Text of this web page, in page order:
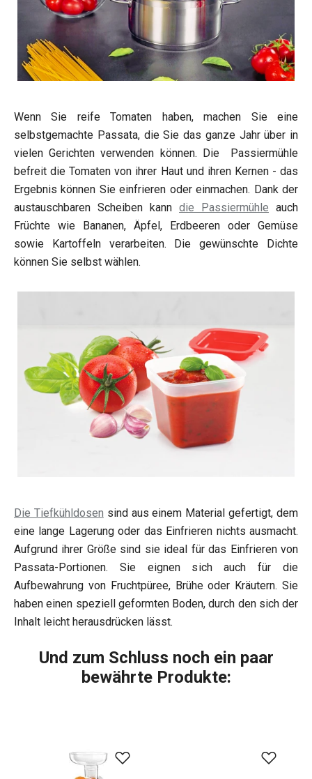
Wenn Sie reife Tomaten haben, machen Sie eine
selbstgemachte Passata, die Sie das ganze Jahr über in
vielen Gerichten verwenden können. Die Passiermühle
befreit die Tomaten von ihrer Haut und ihren Kernen - das
Ergebnis können Sie einfrieren oder einmachen. Dank der
austauschbaren Scheiben kann die Passiermühle auch
Früchte wie Bananen, Äpfel, Erdbeeren oder Gemüse
sowie Kartoffeln verarbeiten. Die gewünschte Dichte
können Sie selbst wählen.
Die Tiefkühldosen sind aus einem Material gefertigt, dem
eine lange Lagerung oder das Einfrieren nichts ausmacht.
Aufgrund ihrer Größe sind sie ideal für das Einfrieren von
Passata-Portionen. Sie eignen sich auch für die
Aufbewahrung von Fruchtpüree, Brühe oder Kräutern. Sie
haben einen speziell geformten Boden, durch den sich der
Inhalt leicht herausdrücken lässt.
Und zum Schluss noch ein paar
bewährte Produkte: